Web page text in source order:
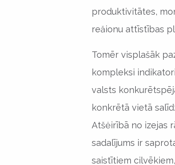
produktivitātes,
reăionu attīstības
Tomēr visplašāk
kompleksi
valsts
konkrētā vietā
Atšėirībā no izejas
sadalījums ir
saistītiem